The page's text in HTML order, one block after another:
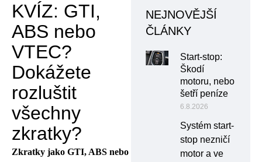
KVÍZ: GTI,
ABS nebo
VTEC?
Dokážete
rozluštit
všechny
zkratky?
Zkratky jako GTI, ABS nebo
NEJNOVĚJŠÍ
ČLÁNKY
Start-stop:
Škodí
motoru, nebo
šetří peníze
6.8.2026
Systém start-
stop nezničí
motor a ve